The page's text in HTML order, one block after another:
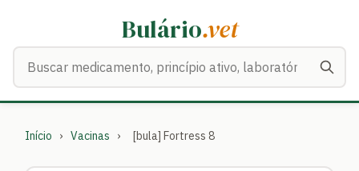
Bulário.vet
Início › Vacinas › [bula] Fortress 8